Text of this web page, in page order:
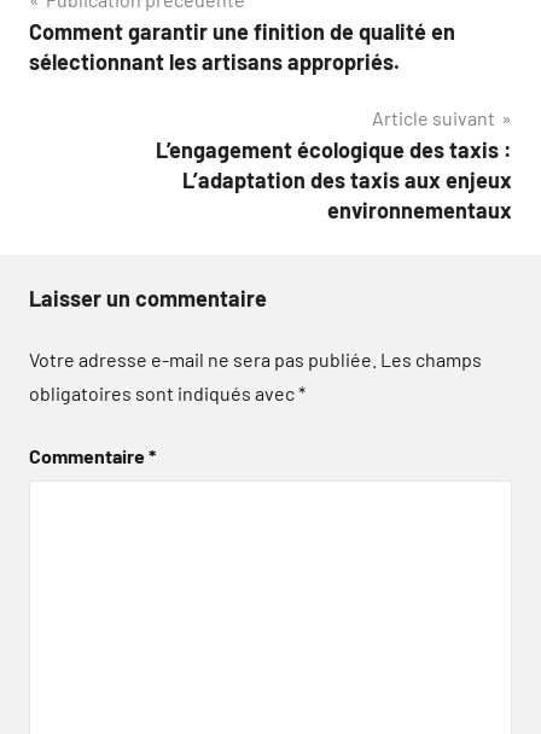
de
Comment garantir une finition de qualité en
sélectionnant les artisans appropriés.
Article suivant
L’engagement écologique des taxis :
L’adaptation des taxis aux enjeux
environnementaux
Laisser un commentaire
Votre adresse e-mail ne sera pas publiée. Les champs
obligatoires sont indiqués avec*
Commentaire*